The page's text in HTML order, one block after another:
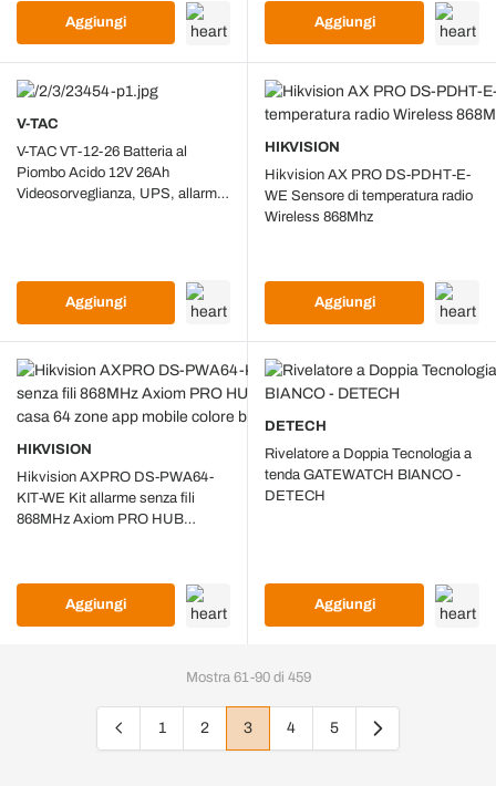
Aggiungi Aggiungi
V-TAC
V-TAC VT-12-26 Batteria al
Piombo Acido 12V 26Ah
Videosorveglianza, UPS, allarme
Aggiungi
HIKVISION
Hikvision AX PRO DS-PDHT-E-
WE Sensore di temperatura radio
Wireless 868Mhz
Aggiungi
HIKVISION
Hikvision AXPRO DS-PWA64-
KIT-WE Kit allarme senza fili
868MHz Axiom PRO HUB
Aggiungi
DETECH
Rivelatore a Doppia Tecnologia a
tenda GATEWATCH BIANCO -
DETECH
Aggiungi
Mostra 61 -90di 459
Pagina
1
Pagina
2
Attualmente stai leggendo la pagina
3
Pagina
4
Pagina
5